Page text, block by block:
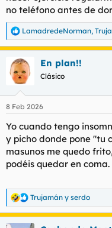
no teléfono antes de
R
e
a
c
c
e
:
LamadredeNorman,
En plan!!
Clásico
8 Feb 2026
Yo cuando tengo
y picho donde pone "tu
masunos me quedo
podéis quedar en coma.
R
e
a
Trujamán y serdo